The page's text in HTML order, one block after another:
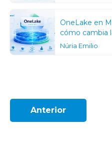
OneLake en
cómo cambia
Núria Emilio
Anterior